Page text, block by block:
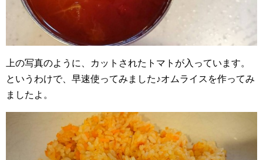
上の写真のように、カットされたトマトが入っています。
というわけで、早速使ってみました♪オムライスを作ってみ
ましたよ。